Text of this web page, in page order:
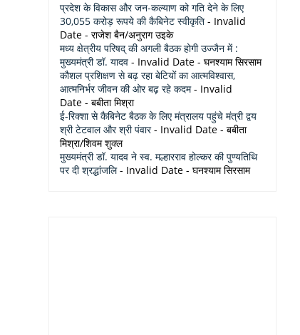
प्रदेश के विकास और जन-कल्याण को गति देने के लिए
30,055 करोड़ रूपये की कैबिनेट स्वीकृति - Invalid
Date - राजेश बैन/अनुराग उइके
मध्य क्षेत्रीय परिषद् की अगली बैठक होगी उज्जैन में :
मुख्यमंत्री डॉ. यादव - Invalid Date - घनश्याम सिरसाम
कौशल प्रशिक्षण से बढ़ रहा बेटियों का आत्मविश्वास,
आत्मनिर्भर जीवन की ओर बढ़ रहे कदम- Invalid
Date - बबीता मिश्रा
ई-रिक्शा से कैबिनेट बैठक के लिए मंत्रालय पहुंचे मंत्री द्वय
श्री टेटवाल और श्री पंवार- Invalid Date - बबीता
मिश्रा/शिवम शुक्ल
मुख्यमंत्री डॉ. यादव ने स्व. मल्हारराव होल्कर की पुण्यतिथि
पर दी श्रद्धांजलि- Invalid Date - घनश्याम सिरसाम